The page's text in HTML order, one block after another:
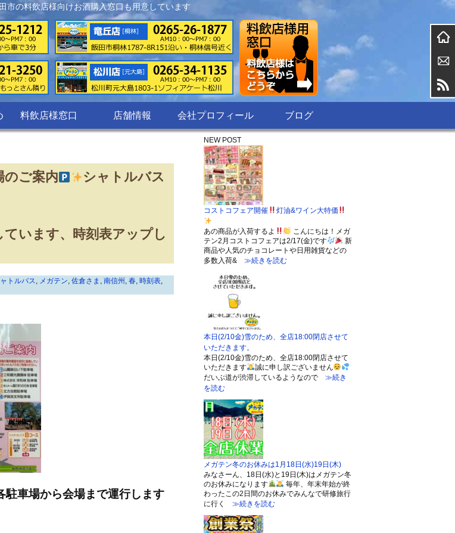
の料飲店様向けお酒購入窓口も用意しています
料飲店様窓口 店舗情報 会社プロフィール ブログ
のご案内 シャトルバス
います、時刻表アップし
トルバス, メガテン, 佐倉さま , 南信州 , 春, 時刻表,
駐車場から会場まで運行します
NEW POST
コストコフェア開催 灯油&ワイン大特価
あの商品が入荷するよ
こんにちは！メガ
テン2月コストコフェアは2/17(金)です
新
商品や人気のチョコレートや日用雑貨などの
多数入荷& ≫続きを読む
本日(2/10金)雪のため、全店18:00閉店させて
いただきます。
本日(2/10金)雪のため、全店18:00閉店させて
いただきます
誠に申し訳ございません
だいぶ道が渋滞しているようなので ≫続き
を読む
メガテン冬のお休みは1月18日(水)19日(木)
みなさーん、18日(水)と19日(木)はメガテン冬
のお休みになります
毎年、年末年始が終
わったこの2日間のお休みでみんなで研修旅行
に行く
≫続きを読む